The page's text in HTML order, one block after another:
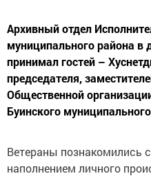
Архивный отдел
муниципального района
принимал гостей –
председателя,
Общественной
Буинского
Ветераны
наполнением личного